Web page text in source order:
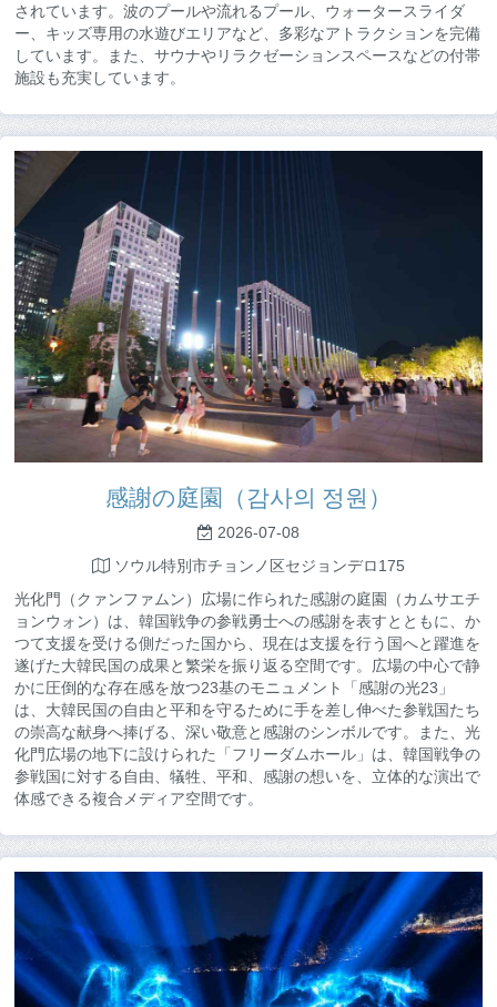
されています。波のプールや流れるプール、ウォータースライダ
ー、キッズ専用の水遊びエリアなど、多彩なアトラクションを完備
しています。また、サウナやリラクゼーションスペースなどの付帯
施設も充実しています。
感謝の庭園（감사의 정원）
2026-07-08
ソウル特別市チョンノ区セジョンデロ175
光化門（クァンファムン）広場に作られた感謝の庭園（カムサエチ
ョンウォン）は、韓国戦争の参戦勇士への感謝を表すとともに、か
つて支援を受ける側だった国から、現在は支援を行う国へと躍進を
遂げた大韓民国の成果と繁栄を振り返る空間です。広場の中心で静
かに圧倒的な存在感を放つ23基のモニュメント「感謝の光23」
は、大韓民国の自由と平和を守るために手を差し伸べた参戦国たち
の崇高な献身へ捧げる、深い敬意と感謝のシンボルです。また、光
化門広場の地下に設けられた「フリーダムホール」は、韓国戦争の
参戦国に対する自由、犠牲、平和、感謝の想いを、立体的な演出で
体感できる複合メディア空間です。